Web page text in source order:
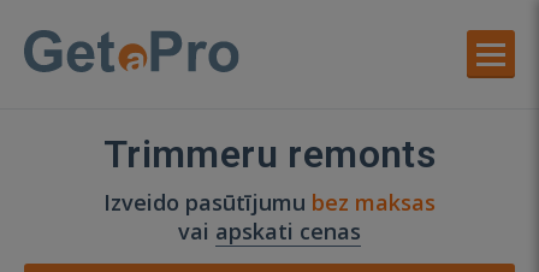
Trimmeru remonts
Izveido pasūtījumu bez maksas
vai apskati cenas